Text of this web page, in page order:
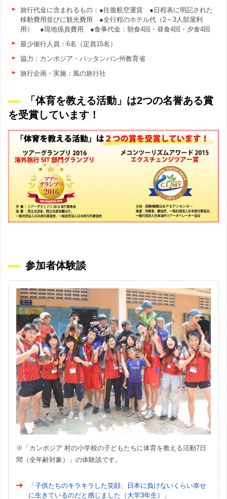
旅行代金に含まれるもの：●往復航空運賃 ●日程表に明記された
移動費用並びに観光費用 ●全行程のホテル代（2～3人部屋利
用） ●現地係員費用 ●食事代金：朝食4回・昼食4回・夕食4回
最少催行人員：6名（定員15名）
協力：カンボジア・バッタンバン州教育省
旅行企画・実施：風の旅行社
「体育を教える活動」は2つの名誉ある賞
を受賞しています！
参加者体験談
※「カンボジア 村の小学校の子どもたちに体育を教える活動7日
間（全年齢対象）」の体験談です。
「子供たちのキラキラした笑顔、日本に負けないくらい幸せ
に生きているのだと感じました（大学3年生）」